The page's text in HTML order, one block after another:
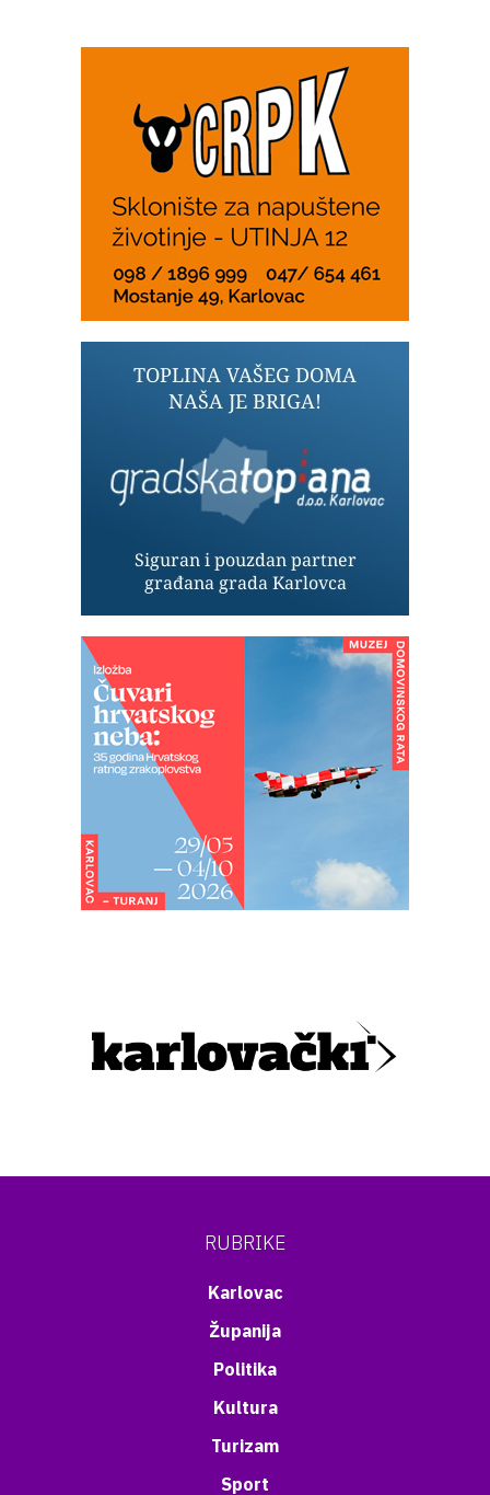
RUBRIKE
Karlovac
Županija
Politika
Kultura
Turizam
Sport